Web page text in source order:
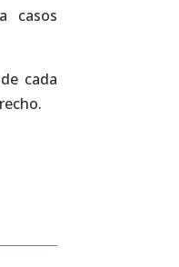
casos
cada